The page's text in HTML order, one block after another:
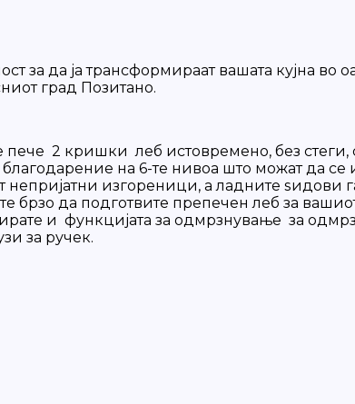
за да ја трансформираат вашата кујна во
град Позитано.
пече 2 кришки леб истовремено, без
на 6-те нивоа што можат да
изгореници, а ладните ѕидови
да подготвите препечен леб за
и функцијата за одмрзнување за
за ручек.